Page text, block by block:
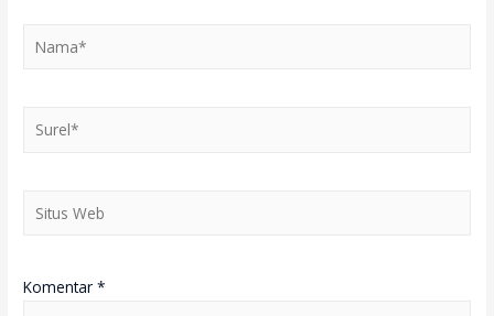
Surel*
Komentar*